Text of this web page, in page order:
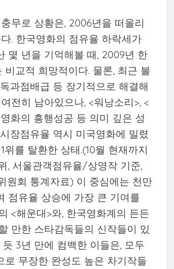
무로 상황은, 2006년을 떠올리
. 한국영화의 점유율 하락세가
몇 년을 기억해볼 때, 2009년 한
비교적 희망적이다. 물론, 최근 불
과점배급 등 장기적으로 해결해
전히 남아있으나, <워낭소리>, <
화의 흥행성공 등 의미 깊은 성
장점유율 역시 미국영화에 밀렸
위를 탈환한 상태.(10월 현재까지
, 서울관객점유율/상영작 기준,
원회 통계자료) 이 중심에는 천만
점유율 상승에 가장 큰 기여를
<해운대>와, 한국영화계의 든든
만한 스타감독들의 신작들이 있
3년 만에 컴백한 이들은, 모두
로 무장한 완성도 높은 차기작들